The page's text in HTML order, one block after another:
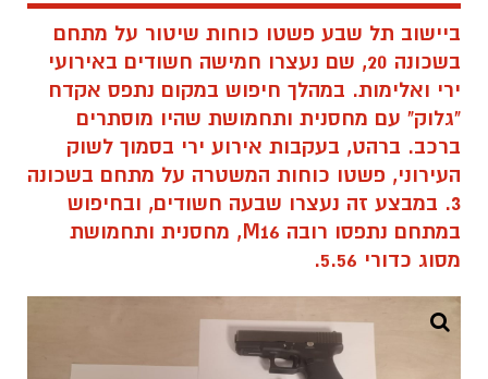
ביישוב תל שבע פשטו כוחות שיטור על מתחם
בשכונה 20, שם נעצרו חמישה חשודים באירועי
ירי ואלימות. במהלך חיפוש במקום נתפס אקדח
"גלוק" עם מחסנית ותחמושת שהיו מוסתרים
ברכב. ברהט, בעקבות אירוע ירי בסמוך לשוק
העירוני, פשטו כוחות המשטרה על מתחם בשכונה
3. במבצע זה נעצרו שבעה חשודים, ובחיפוש
במתחם נתפסו רובה M16, מחסנית ותחמושת
מסוג כדורי 5.56.